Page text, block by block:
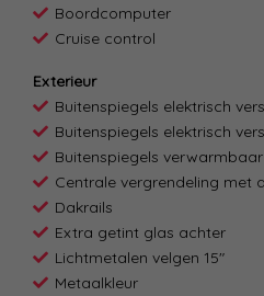
Boordcomputer
Cruise control
Exterieur
Buitenspiegels elektrisch
Buitenspiegels elektrisch
Buitenspiegels verwarmbaar
Centrale vergrendeling met
Dakrails
Extra getint glas achter
Lichtmetalen velgen 15"
Metaalkleur